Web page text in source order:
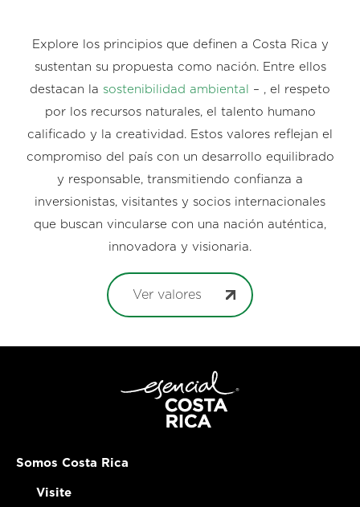
Explore los principios que definen a Costa Rica y
sustentan su propuesta como nación. Entre ellos
destacan la sostenibilidad ambiental
– , el respeto
por los recursos naturales, el talento humano
calificado y la creatividad. Estos valores reflejan el
compromiso del país con un desarrollo equilibrado
y responsable, transmitiendo confianza a
inversionistas, visitantes y socios internacionales
que buscan vincularse con una nación auténtica,
innovadora y visionaria.
Ver valores
Somos Costa Rica
Visite